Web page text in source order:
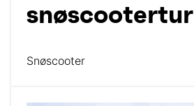
snøscootertur
Snøscooter